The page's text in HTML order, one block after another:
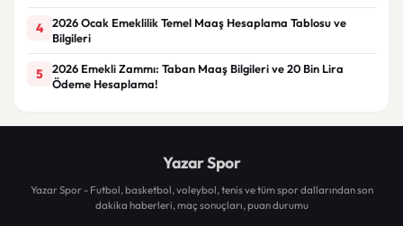
4
2026 Ocak Emeklilik Temel Maaş Hesaplama Tablosu ve
Bilgileri
5
2026 Emekli Zammı: Taban Maaş Bilgileri ve 20 Bin Lira
Ödeme Hesaplama!
Yazar Spor
Yazar Spor - Futbol, basketbol, voleybol, tenis ve tüm spor dallarından son
dakika haberleri, maç sonuçları, puan durumu